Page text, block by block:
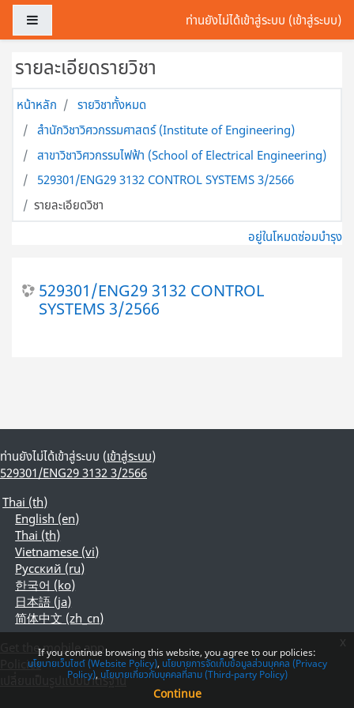
ข้ามไปที่เนื้อหาหลัก
ท่านยังไม่ได้เข้าสู่ระบบ (เข้าสู่ระบบ)
รายละเอียดรายวิชา
หน้าหลัก
รายวิชาทั้งหมด
สำนักวิชาวิศวกรรมศาสตร์ (Institute of Engineering)
สาขาวิชาวิศวกรรมไฟฟ้า (School of Electrical Engineering)
529301/ENG29 3132 CONTROL SYSTEMS 3/2566
รายละเอียดวิชา
อยู่ในโหมดซ่อมบำรุง
529301/ENG29 3132 CONTROL
SYSTEMS 3/2566
ท่านยังไม่ได้เข้าสู่ระบบ (เข้าสู่ระบบ)
529301/ENG29 3132 3/2566
Thai ‎(th)‎
English ‎(en)‎
Thai ‎(th)‎
Vietnamese ‎(vi)‎
Русский ‎(ru)‎
한국어 ‎(ko)‎
日本語 ‎(ja)‎
简体中文 ‎(zh_cn)‎
Get the mobile app
Policies
เปลี่ยนเป็นรูปแบบมาตรฐาน
If you continue browsing this website, you agree to our policies:
นโยบายเว็บไซต์ (Website Policy) นโยบายการจัดเก็บข้อมูลส่วนบุคคล (Privacy
Policy) นโยบายเกี่ยวกับบุคคลที่สาม (Third-party Policy)
Continue
x